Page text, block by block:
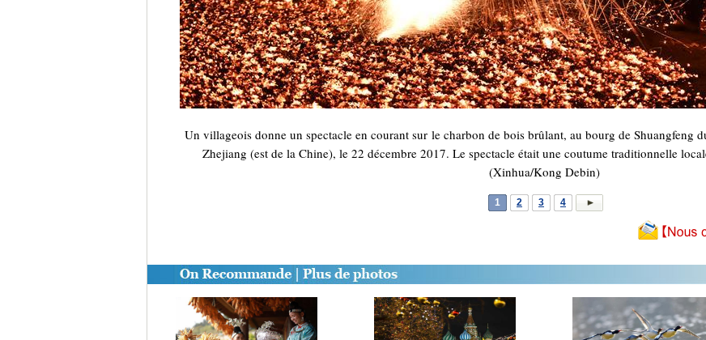
Un villageois donne un spectacle en courant sur le charbon de bois brûlant, au bourg de Shuangfeng
Zhejiang (est de la Chine), le 22 décembre 2017. Le spectacle était une coutume traditionnelle
(Xinhua/Kong Debin)
1 2 3 4